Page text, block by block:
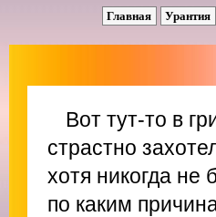
Главная Урантия
Вот тут-то в
страстно
хотя никогда не
по каким